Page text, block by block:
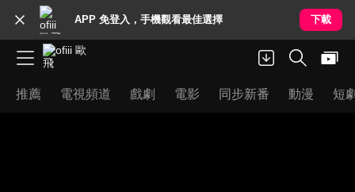
APP 免登入，手機觀看最佳選擇 下載
推薦 電視頻道 戲劇 電影 同步新番 動漫 短